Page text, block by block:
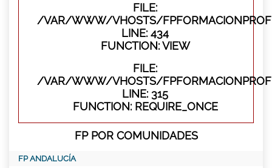
FILE:
/VAR/WWW/VHOSTS/
LINE: 434
FUNCTION: VIEW
FILE:
/VAR/WWW/VHOSTS/
LINE: 315
FUNCTION: REQUIRE_ONCE
FP POR COMUNIDADES
FP ANDALUCÍA